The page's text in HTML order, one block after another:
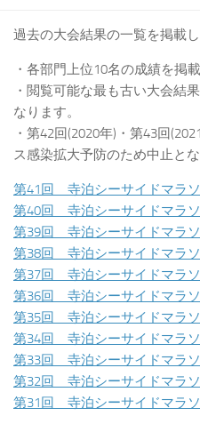
過去の大会結果の一覧を掲載し
・各部門上位10名の成績を掲
・閲覧可能な最も古い大会結
なります。
・第42回(2020年)・第43回
ス感染拡大予防のため中止とな
第41回 寺泊シーサイドマラ
第40回 寺泊シーサイドマラ
第39回 寺泊シーサイドマラ
第38回 寺泊シーサイドマラ
第37回 寺泊シーサイドマラ
第36回 寺泊シーサイドマラ
第35回 寺泊シーサイドマラ
第34回 寺泊シーサイドマラ
第33回 寺泊シーサイドマラ
第32回 寺泊シーサイドマラ
第31回 寺泊シーサイドマラ